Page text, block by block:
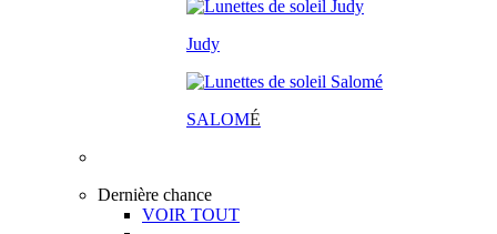
Judy
SALOMÉ
Dernière chance
VOIR TOUT